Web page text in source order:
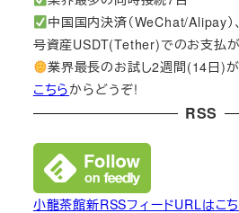
中国国内決済（WeChat/Alipay）
号資産USDT(Tether)でのお支払
業界最長のお試し2週間(14日)
こちらからどうぞ!
RSS
小龍茶館新RSSフィードURLはこ